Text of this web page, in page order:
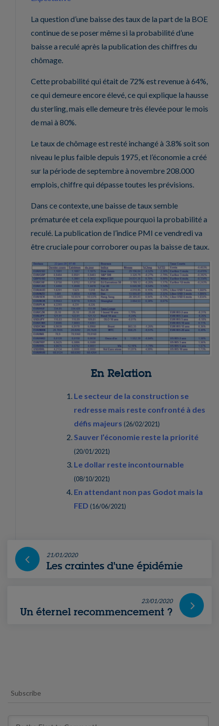
La question d’une baisse des taux de la part de la BOE
continue de se poser même si la probabilité d’une
baisse a reculé après la publication des chiffres du
chômage.
Cette probabilité qui était de 72% est revenue à 64%,
ce qui demeure encore élevé, ce qui explique la hausse
du sterling, mais elle demeure très élevée pour le mois
de mai à 80%.
Le taux de chômage est resté inchangé à 3.8% soit son
niveau le plus faible depuis 1975, et l’économie a créé
sur la période de septembre à novembre 208.000
emplois, chiffre qui dépasse toutes les prévisions.
Dans ce contexte, une baisse de taux semble
prématurée et cela explique pourquoi la probabilité a
reculé. La publication de l’indice PMI ce vendredi va
être cruciale pour corroborer ou pas la baisse de taux.
En Relation
Le secteur de la construction se
redresse mais reste confronté à des
défis majeurs (26/02/2021)
Sauver l’économie reste la priorité
(20/01/2021)
Le dollar reste incontournable
(08/10/2021)
En attendant non pas Godot mais la
FED (16/06/2021)
21/01/2020
Les craintes d'une épidémie
23/01/2020
Un éternel recommencement ?
Subscribe